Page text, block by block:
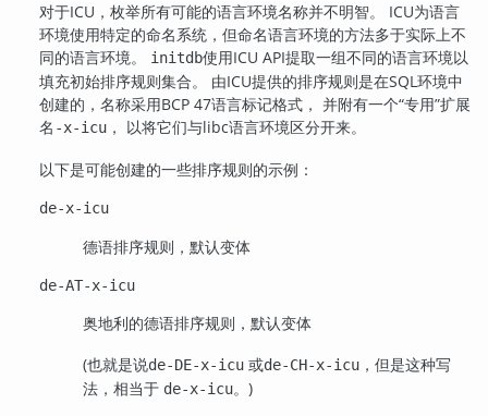
对于ICU，枚举所有可能的语言环境名称并不明智。 ICU为语言
环境使用特定的命名系统，但命名语言环境的方法多于实际上不
同的语言环境。
initdb使用ICU API提取一组不同的语言环境以
填充初始排序规则集合。 由ICU提供的排序规则是在SQL环境中
创建的，名称采用BCP 47语言标记格式， 并附有一个“专用”扩展
名 -x-icu ， 以将它们与libc语言环境区分开来。
以下是可能创建的一些排序规则的示例：
de-x-icu
德语排序规则，默认变体
de-AT-x-icu
奥地利的德语排序规则，默认变体
(也就是说de-DE-x-icu 或de-CH-x-icu ，但是这种写
法，相当于 de-x-icu。)